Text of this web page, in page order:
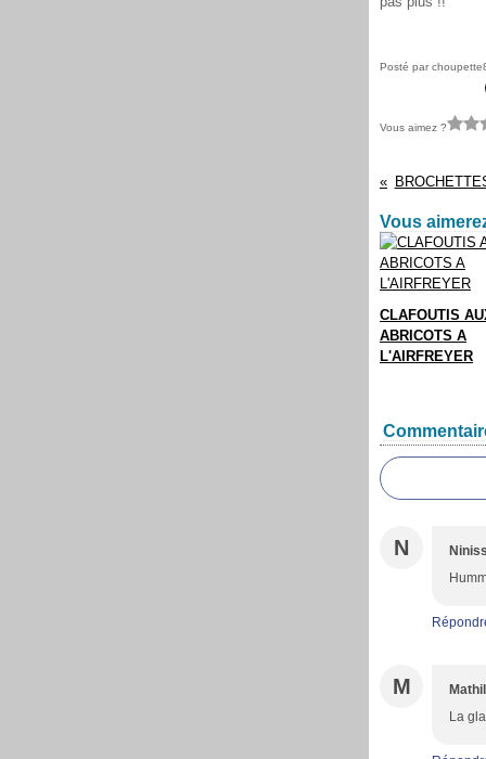
Posté par
Vous aimez ?
Vous
CLAFOUTIS
ABRICOTS A
L'AIRFREYER
N Niniss
M
La